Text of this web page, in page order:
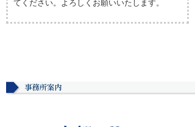
てください。よろしくお願いいたします。